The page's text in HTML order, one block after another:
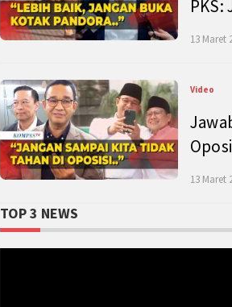
13 Maret
Video
13 Maret
TOP 3 NEWS